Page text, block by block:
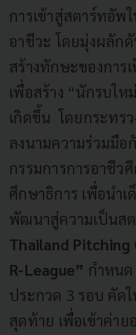
การเข้าสู่สตาร์ทอัพ
อาชีวะ โดยมุ่งผลัก
สร้างทักษะของการ
เพื่อสร้าง “นักรบให
เกิดขึ้น โดยกระทร
ลงนามความร่วมมื
กรรมการการอาชีว
ศึกษาธิการ เพื่อนำเ
พัฒนาสู่ความเป็นส
Thailand Pitching
R-League” กำหน
ประกวด 3 รอบ คัด
สุดท้าย เพื่อเข้าค่าย